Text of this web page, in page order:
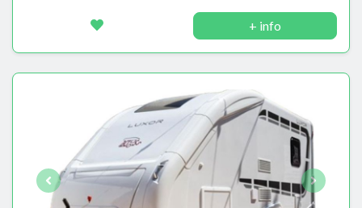
+ info